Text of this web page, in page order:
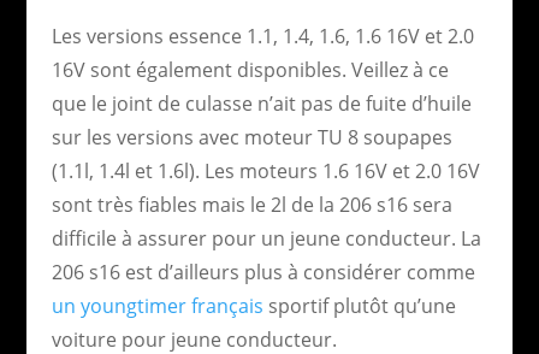
Les versions essence 1.1, 1.4, 1.6, 1.6 16V et 2.0
16V sont également disponibles. Veillez à ce
que le joint de culasse n’ait pas de fuite d’huile
sur les versions avec moteur TU 8 soupapes
(1.1l, 1.4l et 1.6l). Les moteurs 1.6 16V et 2.0 16V
sont très fiables mais le 2l de la 206 s16 sera
difficile à assurer pour un jeune conducteur. La
206 s16 est d’ailleurs plus à considérer comme
un youngtimer français sportif plutôt qu’une
voiture pour jeune conducteur.